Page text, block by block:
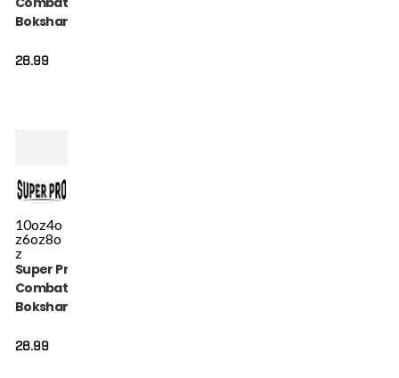
Bokshandschoen
28.99
10oz4o
z6oz8o
z
Super Pro
Combat Gear
Bokshandschoen
28.99